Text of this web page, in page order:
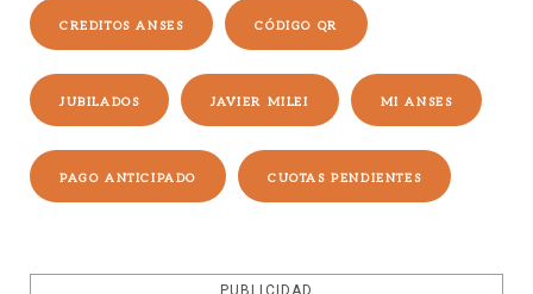
CREDITOS ANSES CÓDIGO QR
JUBILADOS JAVIER MILEI MI ANSES
PAGO ANTICIPADO CUOTAS PENDIENTES
PUBLICIDAD